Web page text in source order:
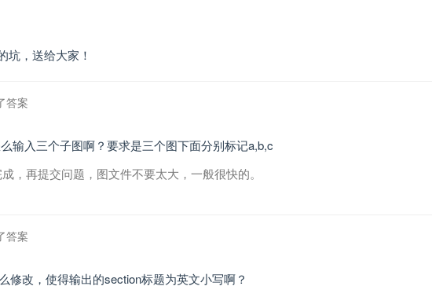
坑，送给大家！
答案
输入三个子图啊？要求是三个图下面分别标记a,b,c
，再提交问题，图文件不要太大，一般很快的。
答案
修改，使得输出的section标题为英文小写啊？